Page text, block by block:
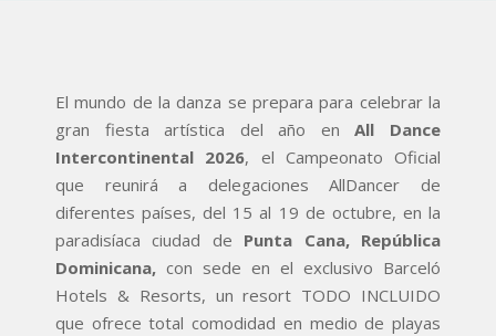
El mundo de la danza se prepara para celebrar la
gran fiesta artística del año enAll Dance
Intercontinental 2026, el Campeonato Oficial
que reunirá a delegaciones AllDancer de
diferentes países, del 15 al 19 de octubre, en la
paradisíaca ciudad de Punta Cana, República
Dominicana, con sede en el exclusivo Barceló
Hotels & Resorts, un resort TODO INCLUIDO
que ofrece total comodidad en medio de playas